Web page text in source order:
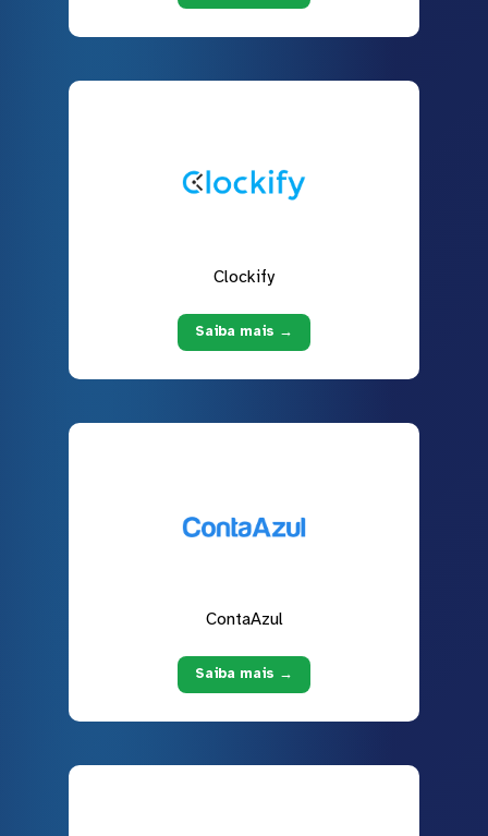
Clockify
Saiba mais →
ContaAzul
Saiba mais →